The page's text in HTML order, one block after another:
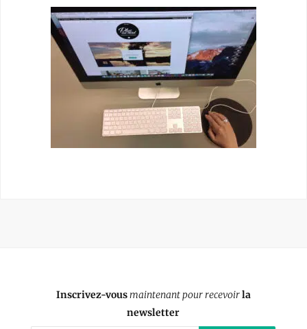
Inscrivez-vousmaintenant pour recevoirla
newsletter